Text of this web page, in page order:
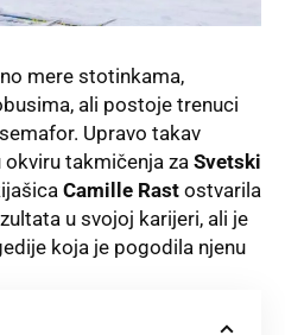
mere stotinkama,
ali postoje trenuci
Upravo takav
okviru takmičenja za Svetski
Camille Rast ostvarila
u svojoj karijeri, ali je
koja je pogodila njenu